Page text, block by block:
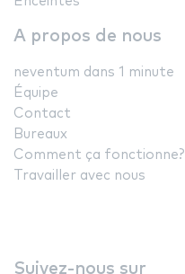
A propos de nous
neventum dans 1 minute
Équipe
Contact
Bureaux
Comment ça fonctionne?
Travailler avec nous
Suivez-nous sur